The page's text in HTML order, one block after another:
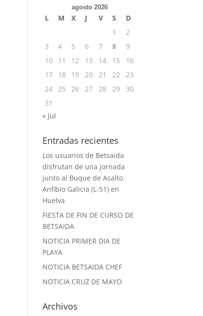
agosto 2026
L M X J V S
D
1
2
3
4 5 6 7 8
9
10
11 12 13 14 15
16
17
18 19 20 21 22
23
24 25 26 27 28 29
30
31
« Jul
Entradas recientes
Los usuarios de Betsaida
disfrutan de una jornada
junto al Buque de Asalto
Anfibio Galicia (L-51) en
Huelva
FIESTA DE FIN DE CURSO DE
BETSAIDA
NOTICIA PRIMER DIA DE
PLAYA
NOTICIA BETSAIDA CHEF
NOTICIA CRUZ DE MAYO
Archivos